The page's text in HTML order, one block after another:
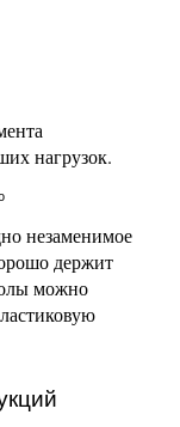
нагрузок.
незаменимое
держит
можно